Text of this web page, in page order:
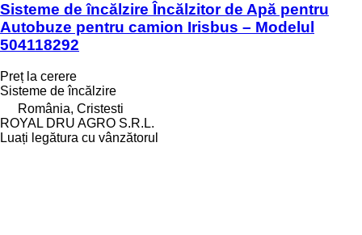
Sisteme de încălzire Încălzitor de Apă pentru
Autobuze pentru camion Irisbus – Modelul
504118292
Preț la cerere
Sisteme de încălzire
România, Cristesti
ROYAL DRU AGRO S.R.L.
Luați legătura cu vânzătorul